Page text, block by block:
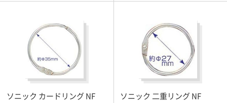
ソニック カードリング NF ソニック 二重リング NF